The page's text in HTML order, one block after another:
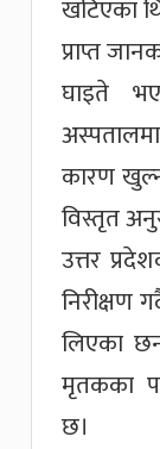
खटिएका
प्राप्त
घाइते
कारण
विस्तृत
उत्तर
निरीक्षण
लिएका
मृतकका
छ।